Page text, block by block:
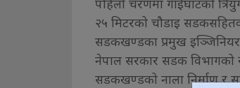
२५ मिटरको चौडाइ
सडकखण्डका प्रमुख
नेपाल सरकार सडक विभागको
सडकखण्डको नाला निर्माण र